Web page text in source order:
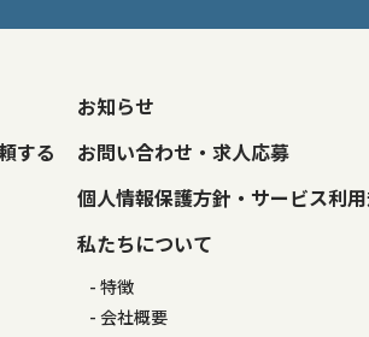
する
お知らせ
お問い合わせ・求人応募
個人情報保護方針・サービス利
私たちについて
特徴
会社概要